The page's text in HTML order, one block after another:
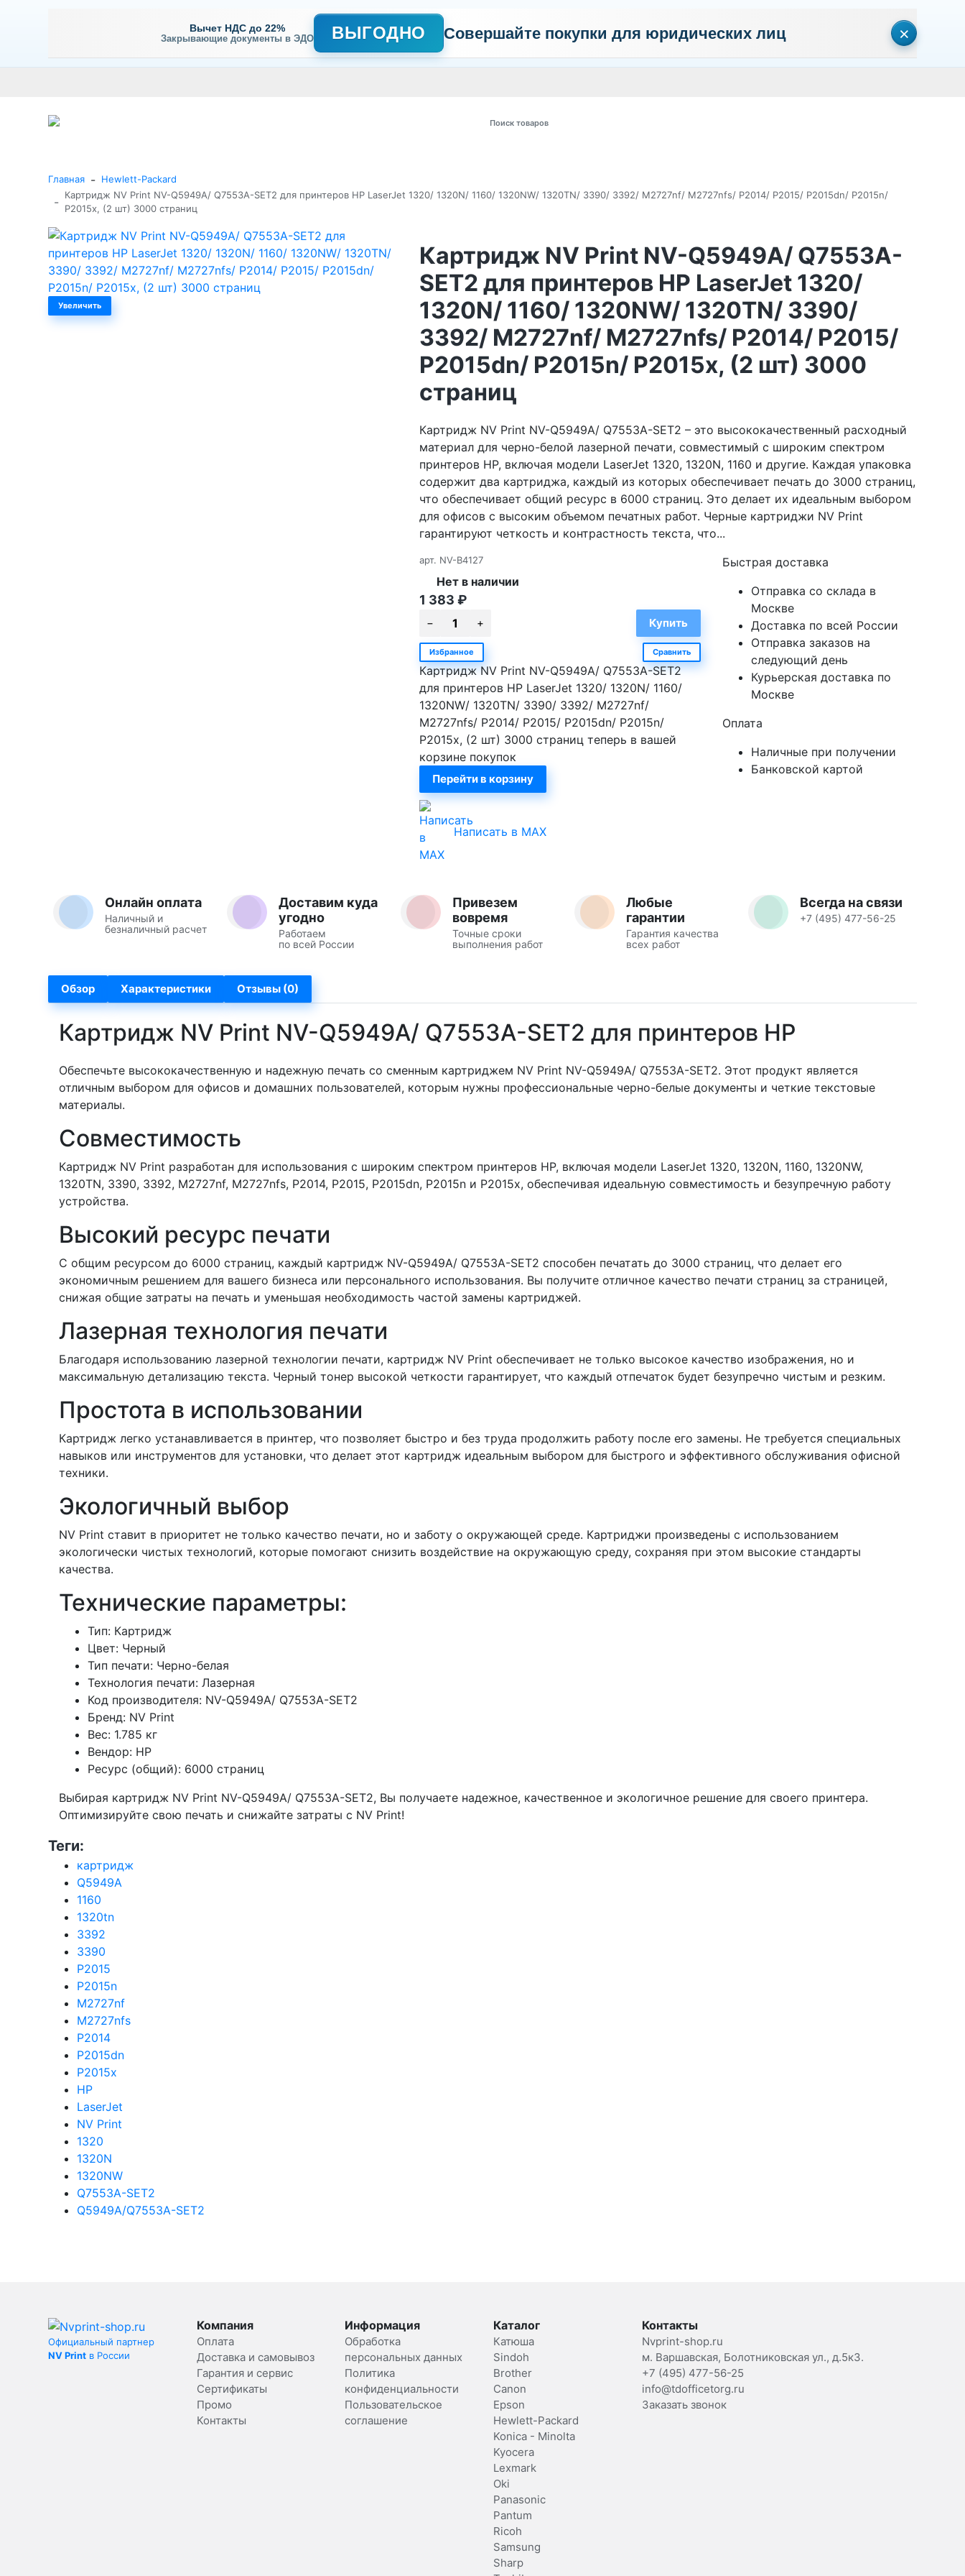
Вычет НДС до 22%
Закрывающие документы в ЭДО ВЫГОДНО Совершайте покупки для юридических лиц ×
Главная - Hewlett-Packard
-
Картридж NV Print NV-Q5949A/ Q7553A-SET2 для принтеров HP LaserJet 1320/ 1320N/ 1160/ 1320NW/ 1320TN/ 3390/ 3392/ M2727nf/ M2727nfs/ P2014/ P2015/ P2015dn/ P2015n/
P2015x, (2 шт) 3000 страниц
Увеличить
Картридж NV Print NV-Q5949A/ Q7553A-
SET2 для принтеров HP LaserJet 1320/
1320N/ 1160/ 1320NW/ 1320TN/ 3390/
3392/ M2727nf/ M2727nfs/ P2014/ P2015/
P2015dn/ P2015n/ P2015x, (2 шт) 3000
страниц
Картридж NV Print NV-Q5949A/ Q7553A-SET2 – это высококачественный расходный
материал для черно-белой лазерной печати, совместимый с широким спектром
принтеров HP, включая модели LaserJet 1320, 1320N, 1160 и другие. Каждая упаковка
содержит два картриджа, каждый из которых обеспечивает печать до 3000 страниц,
что обеспечивает общий ресурс в 6000 страниц. Это делает их идеальным выбором
для офисов с высоким объемом печатных работ. Черные картриджи NV Print
гарантируют четкость и контрастность текста, что...
арт. NV-B4127
Нет в наличии
1 383 ₽
Избранное Сравнить
Картридж NV Print NV-Q5949A/ Q7553A-SET2
для принтеров HP LaserJet 1320/ 1320N/ 1160/
1320NW/ 1320TN/ 3390/ 3392/ M2727nf/
M2727nfs/ P2014/ P2015/ P2015dn/ P2015n/
P2015x, (2 шт) 3000 страниц теперь в вашей
корзине покупок
Перейти в корзину
Быстрая доставка
Отправка со склада в
Москве
Доставка по всей России
Отправка заказов на
следующий день
Курьерская доставка по
Москве
Оплата
Наличные при получении
Банковской картой
Написать в MAX
Онлайн оплата
Наличный и
безналичный расчет
Доставим куда
угодно
Работаем
по всей России
Привезем
вовремя
Точные сроки
выполнения работ
Любые
гарантии
Гарантия качества
всех работ
Всегда на связи
+7 (495) 477-56-25
Обзор Характеристики Отзывы (0)
Картридж NV Print NV-Q5949A/ Q7553A-SET2 для принтеров HP
Обеспечьте высококачественную и надежную печать со сменным картриджем NV Print NV-Q5949A/ Q7553A-SET2. Этот продукт является
отличным выбором для офисов и домашних пользователей, которым нужны профессиональные черно-белые документы и четкие текстовые
материалы.
Совместимость
Картридж NV Print разработан для использования с широким спектром принтеров HP, включая модели LaserJet 1320, 1320N, 1160, 1320NW,
1320TN, 3390, 3392, M2727nf, M2727nfs, P2014, P2015, P2015dn, P2015n и P2015x, обеспечивая идеальную совместимость и безупречную работу
устройства.
Высокий ресурс печати
С общим ресурсом до 6000 страниц, каждый картридж NV-Q5949A/ Q7553A-SET2 способен печатать до 3000 страниц, что делает его
экономичным решением для вашего бизнеса или персонального использования. Вы получите отличное качество печати страниц за страницей,
снижая общие затраты на печать и уменьшая необходимость частой замены картриджей.
Лазерная технология печати
Благодаря использованию лазерной технологии печати, картридж NV Print обеспечивает не только высокое качество изображения, но и
максимальную детализацию текста. Черный тонер высокой четкости гарантирует, что каждый отпечаток будет безупречно чистым и резким.
Простота в использовании
Картридж легко устанавливается в принтер, что позволяет быстро и без труда продолжить работу после его замены. Не требуется специальных
навыков или инструментов для установки, что делает этот картридж идеальным выбором для быстрого и эффективного обслуживания офисной
техники.
Экологичный выбор
NV Print ставит в приоритет не только качество печати, но и заботу о окружающей среде. Картриджи произведены с использованием
экологически чистых технологий, которые помогают снизить воздействие на окружающую среду, сохраняя при этом высокие стандарты
качества.
Технические параметры:
Тип: Картридж
Цвет: Черный
Тип печати: Черно-белая
Технология печати: Лазерная
Код производителя: NV-Q5949A/ Q7553A-SET2
Бренд: NV Print
Вес: 1.785 кг
Вендор: HP
Ресурс (общий): 6000 страниц
Выбирая картридж NV Print NV-Q5949A/ Q7553A-SET2, Вы получаете надежное, качественное и экологичное решение для своего принтера.
Оптимизируйте свою печать и снижайте затраты с NV Print!
Теги:
картридж
Q5949A
1160
1320tn
3392
3390
P2015
P2015n
M2727nf
M2727nfs
P2014
P2015dn
P2015x
HP
LaserJet
NV Print
1320
1320N
1320NW
Q7553A-SET2
Q5949A/Q7553A-SET2
Официальный партнер
NV Print в России
Компания
Оплата
Доставка и самовывоз
Гарантия и сервис
Сертификаты
Промо
Контакты
Информация
Обработка
персональных данных
Политика
конфиденциальности
Пользовательское
соглашение
Каталог
Катюша
Sindoh
Brother
Canon
Epson
Hewlett-Packard
Konica - Minolta
Kyocera
Lexmark
Oki
Panasonic
Pantum
Ricoh
Samsung
Sharp
Контакты
Nvprint-shop.ru
м. Варшавская, Болотниковская ул., д.5к3.
+7 (495) 477-56-25
info@tdofficetorg.ru
Заказать звонок